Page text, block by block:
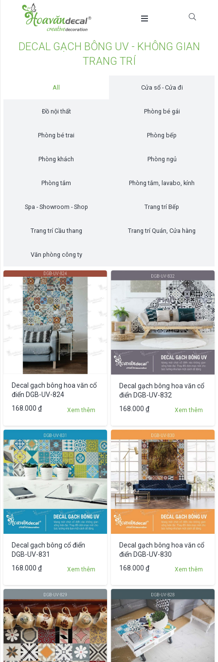
DECAL GẠCH BÔNG UV - KHÔNG GIAN
TRANG TRÍ
All Cửa sổ - Cửa đi
Đồ nội thất Phòng bé gái
Phòng bé trai Phòng bếp
Phòng khách Phòng ngủ
Phòng tắm Phòng tắm, lavabo, kính
Spa - Showroom - Shop Trang trí Bếp
Trang trí Cầu thang Trang trí Quán, Cửa hàng
Văn phòng công ty
Decal gạch bông hoa văn cổ
điển DGB-UV-824
168.000 ₫ Xem thêm
Sản
này
có
nhiều
biến
thể.
Các
tùy
chọn
có
thể
được
chọn
trên
sản
Decal gạch bông hoa văn cổ
điển DGB-UV-832
168.000 ₫ Xem thêm
Decal gạch bông cổ điển
DGB-UV-831
168.000 ₫ Xem thêm
Sản
này
có
nhiều
biến
thể.
Các
tùy
Decal gạch bông hoa văn cổ
điển DGB-UV-830
168.000 ₫ Xem thêm